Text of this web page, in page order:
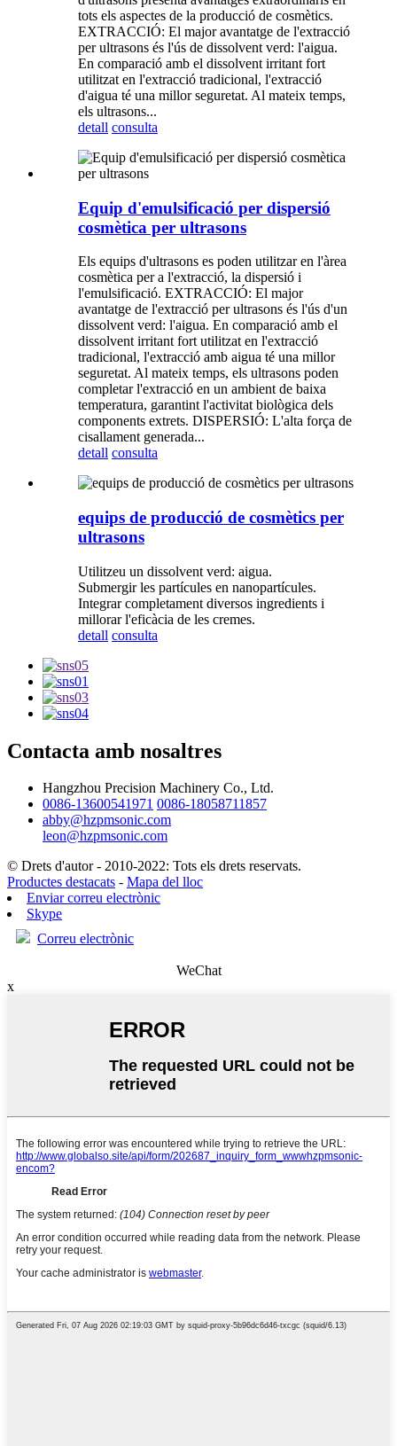
tots els aspectes de la producció de cosmètics.
EXTRACCIÓ: El major avantatge de l'extracció
per ultrasons és l'ús de dissolvent verd: l'aigua.
En comparació amb el dissolvent irritant fort
utilitzat en l'extracció tradicional, l'extracció
d'aigua té una millor seguretat. Al mateix temps,
els ultrasons...
detall consulta
Equip d'emulsificació per dispersió
cosmètica per ultrasons
Els equips d'ultrasons es poden utilitzar en l'àrea
cosmètica per a l'extracció, la dispersió i
l'emulsificació. EXTRACCIÓ: El major
avantatge de l'extracció per ultrasons és l'ús d'un
dissolvent verd: l'aigua. En comparació amb el
dissolvent irritant fort utilitzat en l'extracció
tradicional, l'extracció amb aigua té una millor
seguretat. Al mateix temps, els ultrasons poden
completar l'extracció en un ambient de baixa
temperatura, garantint l'activitat biològica dels
components extrets. DISPERSIÓ: L'alta força de
cisallament generada...
detall consulta
equips de producció de cosmètics per
ultrasons
Utilitzeu un dissolvent verd: aigua.
Submergir les partícules en nanopartícules.
Integrar completament diversos ingredients i
millorar l'eficàcia de les cremes.
detall consulta
Contacta amb nosaltres
Hangzhou Precision Machinery Co., Ltd.
0086-13600541971 0086-18058711857
abby@hzpmsonic.com
leon@hzpmsonic.com
© Drets d'autor - 2010-2022: Tots els drets reservats.
Productes destacats - Mapa del lloc
Enviar correu electrònic
Skype
Correu electrònic
WeChat
x